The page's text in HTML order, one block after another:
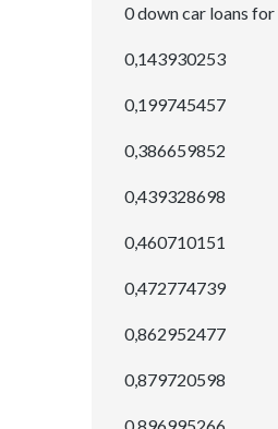
0 down car loans
0,143930253
0,199745457
0,386659852
0,439328698
0,460710151
0,472774739
0,862952477
0,879720598